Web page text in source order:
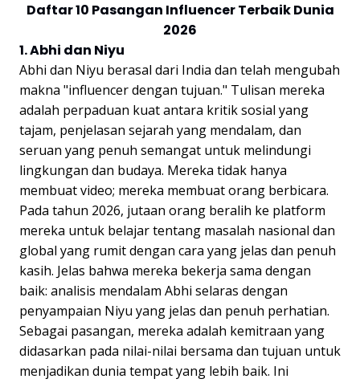
Daftar 10 Pasangan Influencer Terbaik Dunia
2026
1. Abhi dan Niyu
Abhi dan Niyu berasal dari India dan telah mengubah
makna "influencer dengan tujuan." Tulisan mereka
adalah perpaduan kuat antara kritik sosial yang
tajam, penjelasan sejarah yang mendalam, dan
seruan yang penuh semangat untuk melindungi
lingkungan dan budaya. Mereka tidak hanya
membuat video; mereka membuat orang berbicara.
Pada tahun 2026, jutaan orang beralih ke platform
mereka untuk belajar tentang masalah nasional dan
global yang rumit dengan cara yang jelas dan penuh
kasih. Jelas bahwa mereka bekerja sama dengan
baik: analisis mendalam Abhi selaras dengan
penyampaian Niyu yang jelas dan penuh perhatian.
Sebagai pasangan, mereka adalah kemitraan yang
didasarkan pada nilai-nilai bersama dan tujuan untuk
menjadikan dunia tempat yang lebih baik. Ini